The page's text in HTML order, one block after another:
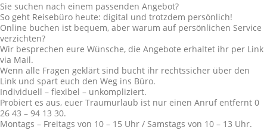
Sie suchen nach einem passenden Angebot?
So geht Reisebüro heute: digital und trotzdem persönlich!
Online buchen ist bequem, aber warum auf persönlichen Service
verzichten?
Wir besprechen eure Wünsche, die Angebote erhaltet ihr per Link
via Mail.
Wenn alle Fragen geklärt sind bucht ihr rechtssicher über den
Link und spart euch den Weg ins Büro.
Individuell – flexibel – unkompliziert.
Probiert es aus, euer Traumurlaub ist nur einen Anruf entfernt 0
26 43 – 94 13 30.
Montags – Freitags von 10 – 15 Uhr / Samstags von 10 – 13 Uhr.